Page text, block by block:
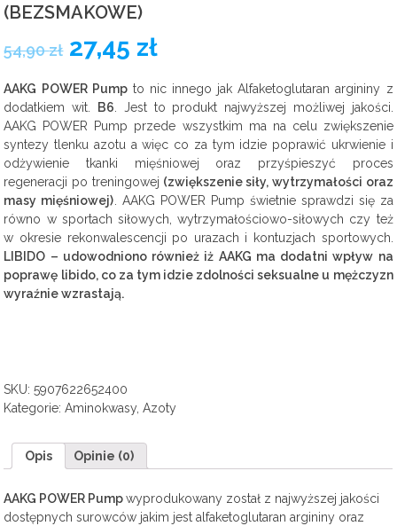
(BEZSMAKOWE)
54,90zł 27,45 zł
AAKG POWER Pumpto nic innego jak Alfaketoglutaran argininy z
dodatkiem wit.
B6 . Jest to produkt najwyższej możliwej jakości.
AAKG POWER Pump przede wszystkim ma na celu zwiększenie
syntezy tlenku azotu a więc co za tym idzie poprawić ukrwienie i
odżywienie tkanki mięśniowej oraz przyśpieszyć proces
regeneracji po treningowej (zwiększenie siły, wytrzymałości oraz
masy mięśniowej) . AAKG POWER Pump świetnie sprawdzi się za
równo w sportach siłowych, wytrzymałościowo-siłowych czy też
w okresie rekonwalescencji po urazach i kontuzjach sportowych.
LIBIDO – udowodniono również iż AAKG ma dodatni wpływ na
poprawę libido, co za tym idzie zdolności seksualne u mężczyzn
wyraźnie wzrastają.
SKU:5907622652400
Kategorie:Aminokwasy,Azoty
Opis Opinie (0)
AAKG POWER Pumpwyprodukowany został z najwyższej jakości
dostępnych surowców jakim jest alfaketoglutaran argininy oraz